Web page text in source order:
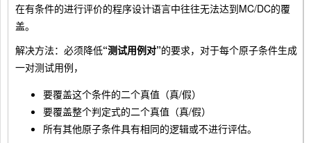
在有条件的进行评价的程序设计语言中往往无法达到MC/DC的覆
盖。
解决方法：必须降低“测试用例对”的要求，对于每个原子条件生成
一对测试用例，
要覆盖这个条件的二个真值（真/假）
要覆盖整个判定式的二个真值（真/假）
所有其他原子条件具有相同的逻辑或不进行评估。